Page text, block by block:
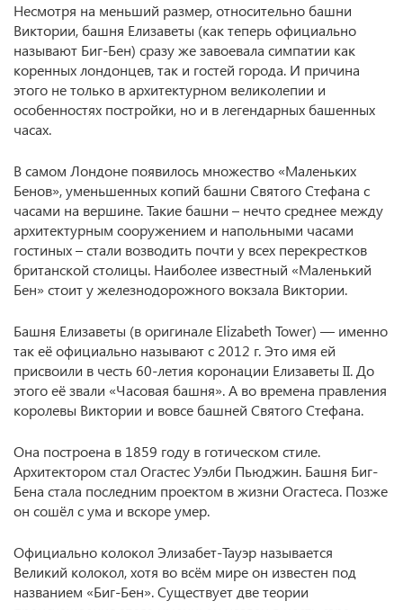
Несмотря на меньший размер, относительно башни
Виктории, башня Елизаветы (как теперь официально
называют Биг-Бен) сразу же завоевала симпатии как
коренных лондонцев, так и гостей города. И причина
этого не только в архитектурном великолепии и
особенностях постройки, но и в легендарных башенных
часах.
В самом Лондоне появилось множество «Маленьких
Бенов», уменьшенных копий башни Святого Стефана с
часами на вершине. Такие башни – нечто среднее между
архитектурным сооружением и напольными часами
гостиных – стали возводить почти у всех перекрестков
британской столицы. Наиболее известный «Маленький
Бен» стоит у железнодорожного вокзала Виктории.
Башня Елизаветы (в оригинале Elizabeth Tower) — именно
так её официально называют с 2012 г. Это имя ей
присвоили в честь 60-летия коронации Елизаветы II. До
этого её звали «Часовая башня». А во времена правления
королевы Виктории и вовсе башней Святого Стефана.
Она построена в 1859 году в готическом стиле.
Архитектором стал Огастес Уэлби Пьюджин. Башня Биг-
Бена стала последним проектом в жизни Огастеса. Позже
он сошёл с ума и вскоре умер.
Официально колокол Элизабет-Тауэр называется
Великий колокол, хотя во всём мире он известен под
названием «Биг-Бен». Существует две теории